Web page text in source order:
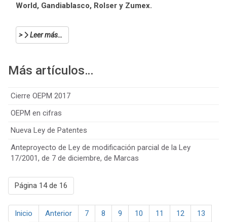
World, Gandiablasco, Rolser y Zumex.
Leer más…
Más artículos…
Cierre OEPM 2017
OEPM en cifras
Nueva Ley de Patentes
Anteproyecto de Ley de modificación parcial de la Ley
17/2001, de 7 de diciembre, de Marcas
Página 14 de 16
Inicio Anterior 7 8 9 10 11 12
13